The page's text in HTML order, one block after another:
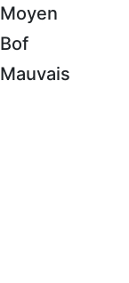
Moyen
Bof
Mauvais